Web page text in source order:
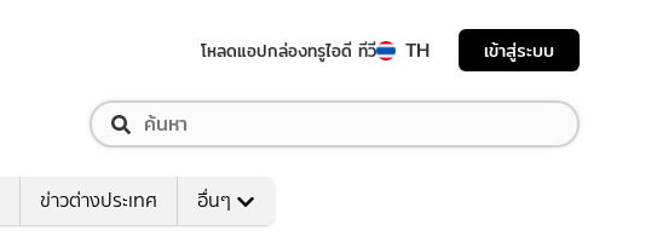
โหลดแอปกล่องทรูไอดี ทีวี TH เข้าสู่ระบบ
ข่าวต่างประเทศ อื่นๆ